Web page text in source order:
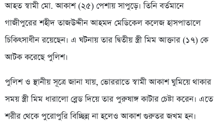
আহত স্বামী মো. আকাশ (২৫) পেশায় সাপুড়ে। তিনি বর্তমানে
গাজীপুরের শহীদ তাজউদ্দীন আহমদ মেডিকেল কলেজ হাসপাতালে
চিকিৎসাধীন রয়েছেন। এ ঘটনায় তার দ্বিতীয় স্ত্রী মিম আক্তার (১৭) কে
আটক করেছে পুলিশ।
পুলিশ ও স্থানীয় সূত্রে জানা যায়, ভোররাতে স্বামী আকাশ ঘুমিয়ে থাকার
সময় স্ত্রী মিম ধারালো ব্লেড দিয়ে তার পুরুষাঙ্গ কাটার চেষ্টা করেন। এতে
শরীর থেকে পুরোপুরি বিচ্ছিন্ন না হলেও আকাশ গুরুতর জখম হন।